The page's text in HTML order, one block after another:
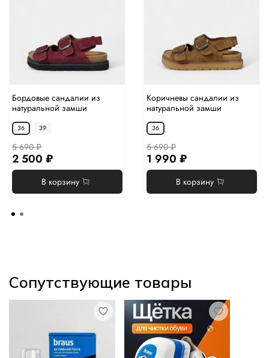
Бордовые сандалии из
натуральной замши
36 39
5 690 ₽
2 500 ₽
В корзину
Коричневы сандалии из
натуральной замши
36
5 690 ₽
1 990 ₽
В корзину
Сопутствующие товары